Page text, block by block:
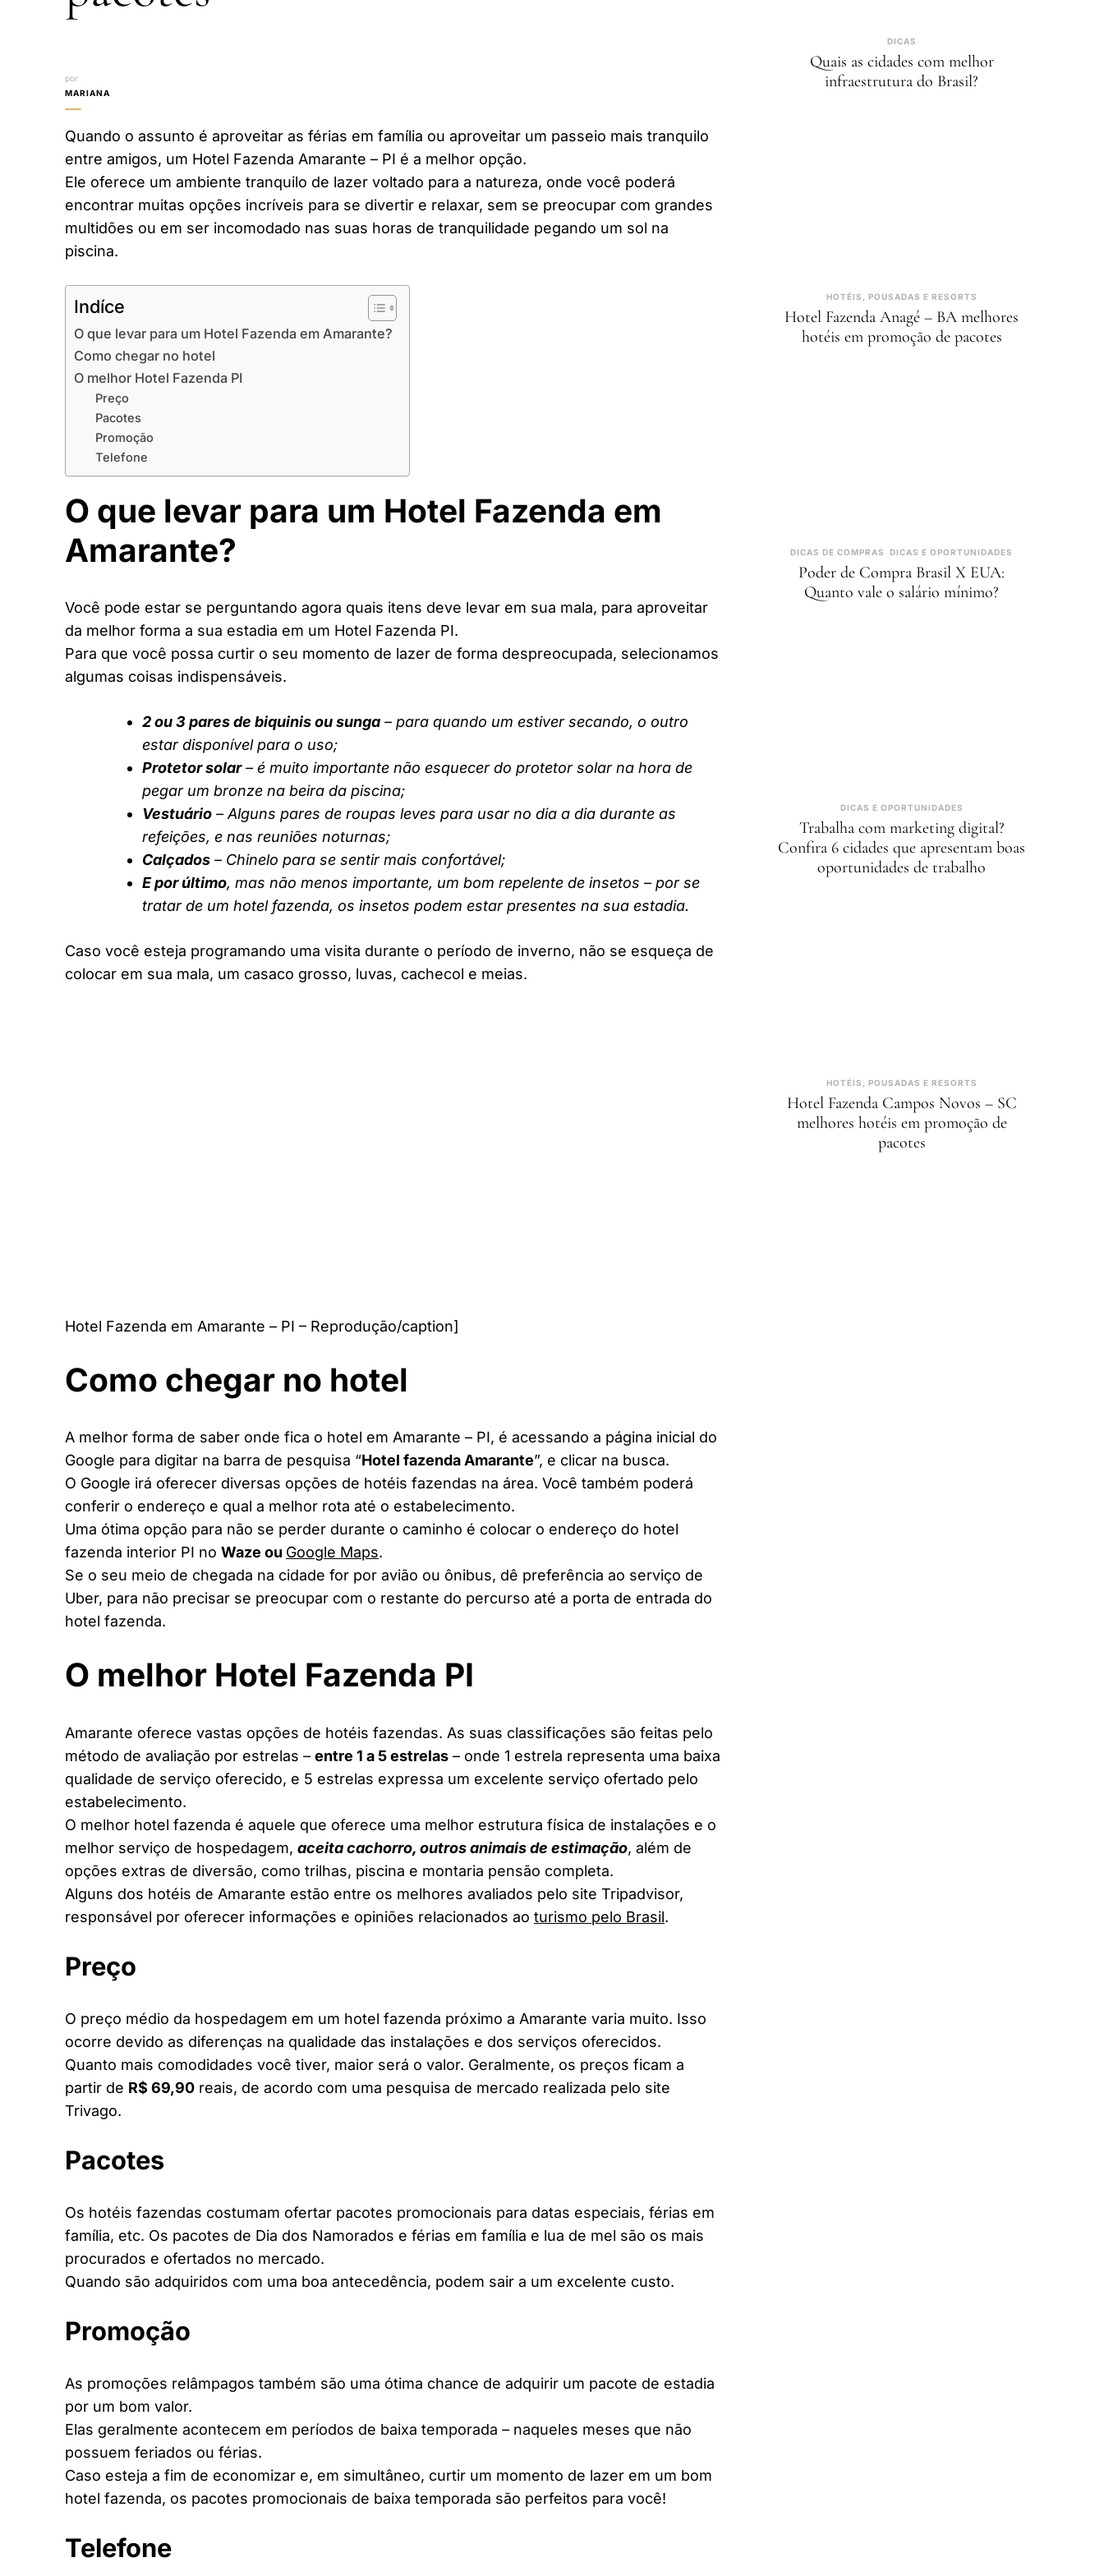
por
MARIANA
Quando o assunto é aproveitar as férias em família ou aproveitar um passeio mais tranquilo
entre amigos, um Hotel Fazenda Amarante – PI é a melhor opção.
Ele oferece um ambiente tranquilo de lazer voltado para a natureza, onde você poderá
encontrar muitas opções incríveis para se divertir e relaxar, sem se preocupar com grandes
multidões ou em ser incomodado nas suas horas de tranquilidade pegando um sol na
piscina.
Indíce
O que levar para um Hotel Fazenda em Amarante?
Como chegar no hotel
O melhor Hotel Fazenda PI
Preço
Pacotes
Promoção
Telefone
O que levar para um Hotel Fazenda em
Amarante?
Você pode estar se perguntando agora quais itens deve levar em sua mala, para aproveitar
da melhor forma a sua estadia em um Hotel Fazenda PI.
Para que você possa curtir o seu momento de lazer de forma despreocupada, selecionamos
algumas coisas indispensáveis.
2 ou 3 pares de biquinis ou sunga – para quando um estiver secando, o outro
estar disponível para o uso;
Protetor solar– é muito importante não esquecer do protetor solar na hora de
pegar um bronze na beira da piscina;
Vestuário – Alguns pares de roupas leves para usar no dia a dia durante as
refeições, e nas reuniões noturnas;
Calçados – Chinelo para se sentir mais confortável;
E por último, mas não menos importante, um bom repelente de insetos – por se
tratar de um hotel fazenda, os insetos podem estar presentes na sua estadia.
Caso você esteja programando uma visita durante o período de inverno, não se esqueça de
colocar em sua mala, um casaco grosso, luvas, cachecol e meias.
Hotel Fazenda em Amarante – PI – Reprodução/caption]
Como chegar no hotel
A melhor forma de saber onde fica o hotel em Amarante – PI, é acessando a página inicial do
Google para digitar na barra de pesquisa “Hotel fazenda Amarante”, e clicar na busca.
O Google irá oferecer diversas opções de hotéis fazendas na área. Você também poderá
conferir o endereço e qual a melhor rota até o estabelecimento.
Uma ótima opção para não se perder durante o caminho é colocar o endereço do hotel
fazenda interior PI no Waze ou Google Maps.
Se o seu meio de chegada na cidade for por avião ou ônibus, dê preferência ao serviço de
Uber, para não precisar se preocupar com o restante do percurso até a porta de entrada do
hotel fazenda.
O melhor Hotel Fazenda PI
Amarante oferece vastas opções de hotéis fazendas. As suas classificações são feitas pelo
método de avaliação por estrelas – entre 1 a 5 estrelas – onde 1 estrela representa uma baixa
qualidade de serviço oferecido, e 5 estrelas expressa um excelente serviço ofertado pelo
estabelecimento.
O melhor hotel fazenda é aquele que oferece uma melhor estrutura física de instalações e o
melhor serviço de hospedagem, aceita cachorro, outros animais de estimação, além de
opções extras de diversão, como trilhas, piscina e montaria pensão completa.
Alguns dos hotéis de Amarante estão entre os melhores avaliados pelo site Tripadvisor,
responsável por oferecer informações e opiniões relacionados ao turismo pelo Brasil.
Preço
O preço médio da hospedagem em um hotel fazenda próximo a Amarante varia muito. Isso
ocorre devido as diferenças na qualidade das instalações e dos serviços oferecidos.
Quanto mais comodidades você tiver, maior será o valor. Geralmente, os preços ficam a
partir de R$ 69,90 reais, de acordo com uma pesquisa de mercado realizada pelo site
Trivago.
Pacotes
Os hotéis fazendas costumam ofertar pacotes promocionais para datas especiais, férias em
família, etc. Os pacotes de Dia dos Namorados e férias em família e lua de mel são os mais
procurados e ofertados no mercado.
Quando são adquiridos com uma boa antecedência, podem sair a um excelente custo.
Promoção
As promoções relâmpagos também são uma ótima chance de adquirir um pacote de estadia
por um bom valor.
Elas geralmente acontecem em períodos de baixa temporada – naqueles meses que não
possuem feriados ou férias.
Caso esteja a fim de economizar e, em simultâneo, curtir um momento de lazer em um bom
hotel fazenda, os pacotes promocionais de baixa temporada são perfeitos para você!
Telefone
DICAS
Quais as cidades com melhor
infraestrutura do Brasil?
HOTÉIS, POUSADAS E RESORTS
Hotel Fazenda Anagé – BA melhores
hotéis em promoção de pacotes
DICAS DE COMPRAS DICAS E OPORTUNIDADES
Poder de Compra Brasil X EUA:
Quanto vale o salário mínimo?
DICAS E OPORTUNIDADES
Trabalha com marketing digital?
Confira 6 cidades que apresentam boas
oportunidades de trabalho
HOTÉIS, POUSADAS E RESORTS
Hotel Fazenda Campos Novos – SC
melhores hotéis em promoção de
pacotes